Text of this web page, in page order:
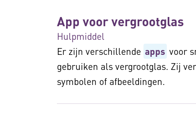
App voor vergrootglas
Hulpmiddel
Er zijn verschillende apps voor
gebruiken als vergrootglas. Zij
symbolen of afbeeldingen.